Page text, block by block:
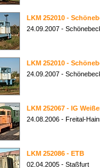
LKM 252010 -
24.09.2007 -
LKM 252010 -
24.09.2007 -
LKM 252067 - IG
24.08.2006 - Freital-
LKM 252086 - ETB
02.04.2005 - Staßfurt